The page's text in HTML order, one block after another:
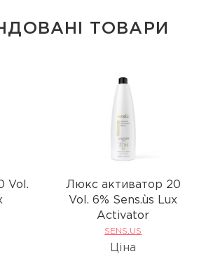
ТОВАРИ
Vol.
Люкс активатор 20
Vol. 6% Sens.ùs Lux
Activator
SENS.US
Ціна